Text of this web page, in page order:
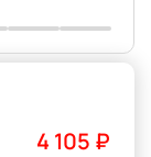
4 105 ₽